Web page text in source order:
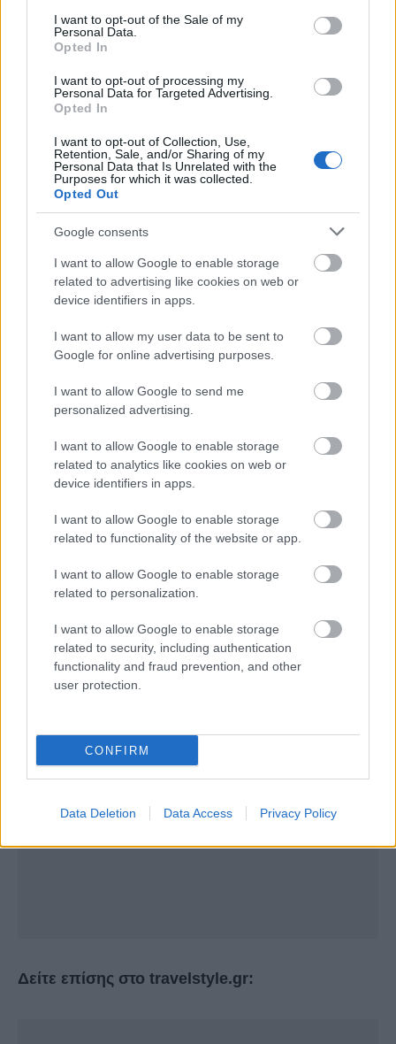
consent section.
I want to opt-out of the Sale of my
Personal Data.
Opted In
I want to opt-out of processing my
Personal Data for Targeted Advertising.
Opted In
I want to opt-out of Collection, Use,
Retention, Sale, and/or Sharing of my
Personal Data that Is Unrelated with the
Purposes for which it was collected.
Opted Out
Google consents
I want to allow Google to enable storage
related to advertising like cookies on web or
device identifiers in apps.
I want to allow my user data to be sent to
Google for online advertising purposes.
I want to allow Google to send me
personalized advertising.
I want to allow Google to enable storage
related to analytics like cookies on web or
device identifiers in apps.
I want to allow Google to enable storage
related to functionality of the website or app.
I want to allow Google to enable storage
related to personalization.
I want to allow Google to enable storage
related to security, including authentication
functionality and fraud prevention, and other
user protection.
CONFIRM
Data Deletion Data Access Privacy Policy
Η έκπτωση δεν έχει εφαρμογή στους φόρους.
χρέωση ανάλογη με την κατηγορία του ναύλου.
Για συναλλαγές με χρεωστικές και πιστωτικές
δεν υφίσταται χρέωση κάρτας πληρωμής. Σε
περίπτωση ακύρωσης ισχύουν οι κανονισμοί
που αντιστοιχούν σε κάθε κατηγορία ναύλου.
Σας έχουμε συγκεντρώσει και όλες τις
ταξιδιωτικές
οδηγίες για τους επιβάτες πτήσεων εσωτερικού &
Δείτε επίσης στο travelstyle.gr: